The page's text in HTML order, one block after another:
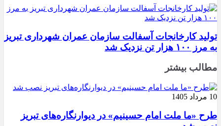
تولید کارخانجات آسفالت سازمان عمران شهرداری تبریز
به مرز ۱۰۰ هزار تن نزدیک شد
مطالب بیشتر
10 مرداد 1405
طرح «ما ملت امام حسینیم» در دیوارنگاره‌های تبریز